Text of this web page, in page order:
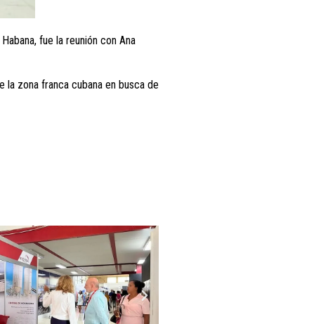
fue la reunión con Ana
zona franca cubana en busca de